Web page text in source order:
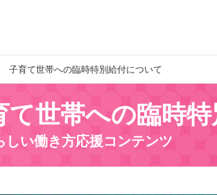
育て世帯への臨時特別給付について
世帯への臨時特
しい働き方応援コンテンツ